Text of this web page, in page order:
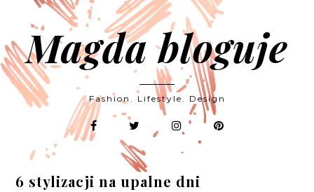
Magda bloguje
Fashion. Lifestyle. Design
6 stylizacji na upalne dni